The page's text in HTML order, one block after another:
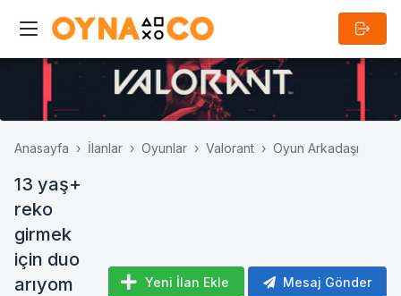
Anasayfa İlanlar Oyunlar Valorant Oyun Arkadaşı
13 yaş+
reko
girmek
için duo
arıyom
Yeni İlan Ekle Mesaj Gönder